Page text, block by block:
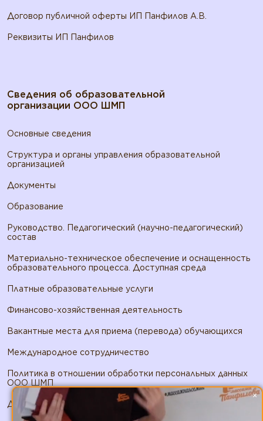
Договор публичной оферты ИП Панфилов А.В.
Реквизиты ИП Панфилов
Сведения об образовательной
организации ООО ШМП
Основные сведения
Структура и органы управления образовательной
организацией
Документы
Образование
Руководство. Педагогический (научно-педагогический)
состав
Материально-техническое обеспечение и оснащенность
образовательного процесса. Доступная среда
Платные образовательные услуги
Финансово-хозяйственная деятельность
Вакантные места для приема (перевода) обучающихся
Международное сотрудничество
Политика в отношении обработки персональных данных
ООО ШМП
Договор публичной оферты ООО ШМП
×